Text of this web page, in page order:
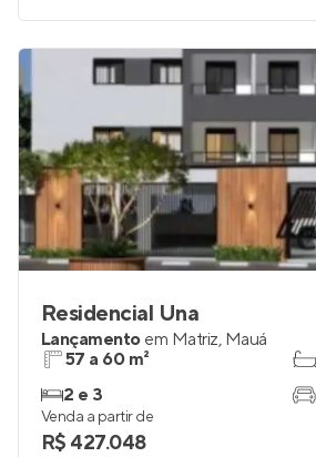
Residencial Una
Lançamento em Matriz, Mauá
57 a 60 m²
2 e 3
Venda a partir de
R$ 427.048